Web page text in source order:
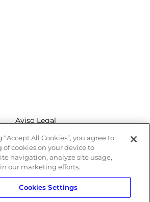
Aviso Legal
Canal de denuncias
Política de cookies
Política de privacidad
“Accept All Cookies”, you agree to
of cookies on your device to
navigation, analyze site usage,
our marketing efforts.
Cookies Settings